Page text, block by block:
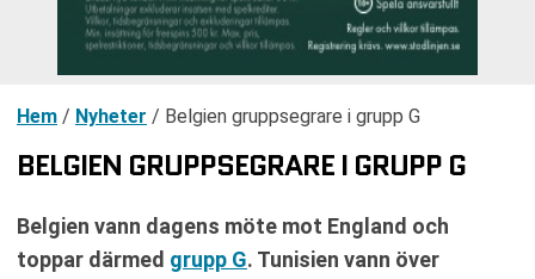
Hem / Nyheter / Belgien gruppsegrare i grupp G
BELGIEN GRUPPSEGRARE I GRUPP G
Belgien vann dagens möte mot England och
toppar därmed grupp G. Tunisien vann över